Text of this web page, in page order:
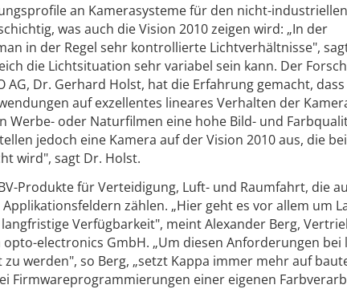
an Kamerasysteme für den nicht-
was auch die Vision 2010 zeigen wird: „In der
in der Regel sehr kontrollierte Lichtverhältnisse",
die Lichtsituation sehr variabel sein kann. Der
AG, Dr. Gerhard Holst, hat die Erfahrung gemacht,
auf exzellentes lineares Verhalten der
Werbe- oder Naturfilmen eine hohe Bild- und
jedoch eine Kamera auf der Vision 2010 aus, die
wird", sagt Dr. Holst.
Produkte für Verteidigung, Luft- und Raumfahrt, die
zählen. „Hier geht es vor allem um
Verfügbarkeit", meint Alexander Berg,
electronics GmbH. „Um diesen Anforderungen bei
werden", so Berg, „setzt Kappa immer mehr auf
Firmwareprogrammierungen einer eigenen